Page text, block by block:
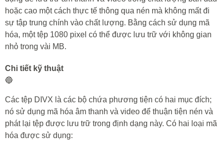
hoặc cao một cách thực tế thông qua nén mà không mất đi
sự tập trung chính vào chất lượng. Bằng cách sử dụng mã
hóa, một tệp 1080 pixel có thể được lưu trữ với không gian
nhỏ trong vài MB.
Chi tiết kỹ thuật
🔵
Các tệp DIVX là các bộ chứa phương tiện có hai mục đích;
nó sử dụng mã hóa âm thanh và video để thuận tiện nén và
phát lại tệp được lưu trữ trong định dạng này. Có hai loại mã
hóa được sử dụng: